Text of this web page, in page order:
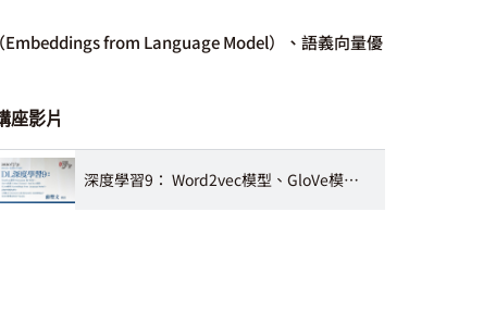
from Language Model）、語義向量優
座影片
深度學習9： Word2vec模型、GloVe模型、fastText 模型、ELMo模型、語義向量優劣評估、文句嵌入、BERT模型及BERT-family 蘇豐文 教授